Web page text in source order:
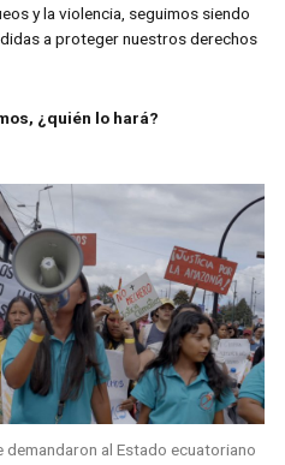
y la violencia, seguimos siendo
a proteger nuestros derechos
¿quién lo hará?
demandaron al Estado ecuatoriano